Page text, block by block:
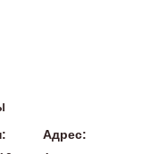
Адрес: